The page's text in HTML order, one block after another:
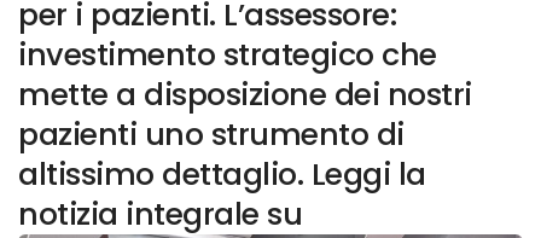
per i pazienti. L’assessore:
investimento strategico che
mette a disposizione dei nostri
pazienti uno strumento di
altissimo dettaglio. Leggi la
notizia integrale su